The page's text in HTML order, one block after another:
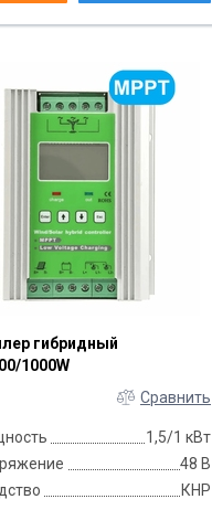
гибридный
1000W
Сравнить
1,5/1 кВт
48 В
КНР